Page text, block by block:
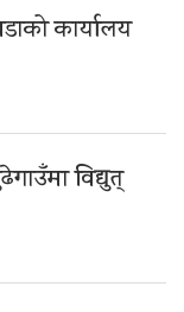
कार्यालय
विद्युत्